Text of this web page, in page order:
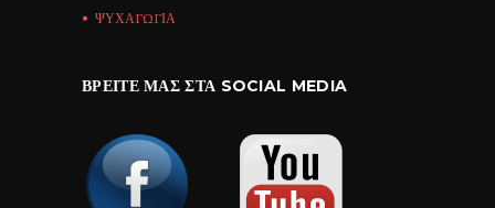
ΨΥΧΑΓΩΓΙΑ
ΒΡΕΊΤΕ ΜΑΣ ΣΤΑ SOCIAL MEDIA